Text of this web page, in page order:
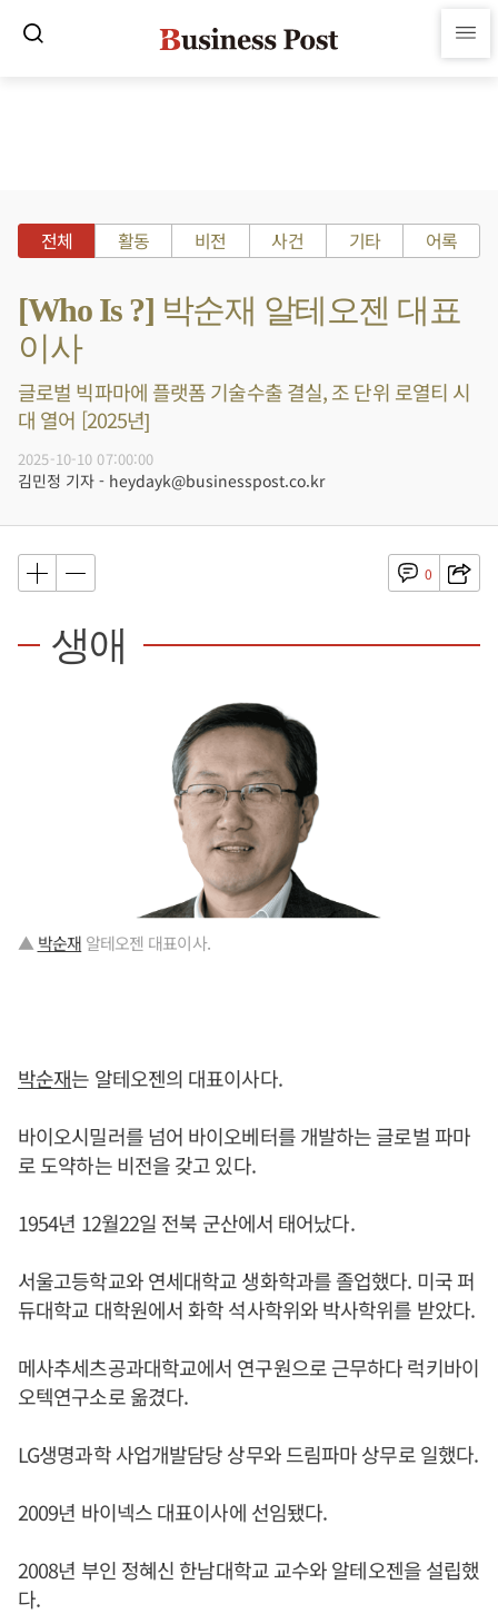
전체 활동 비전 사건 기타 어록
[Who Is ?] 박순재 알테오젠 대표
이사
글로벌 빅파마에 플랫폼 기술수출 결실, 조 단위 로열티 시
대 열어 [2025년]
2025-10-10 07:00:00
김민정 기자 - heydayk@businesspost.co.kr
0
생애
▲ 박순재 알테오젠 대표이사.
박순재는 알테오젠의 대표이사다.
바이오시밀러를 넘어 바이오베터를 개발하는 글로벌 파마
로 도약하는 비전을 갖고 있다.
1954년 12월22일 전북 군산에서 태어났다.
서울고등학교와 연세대학교 생화학과를 졸업했다. 미국 퍼
듀대학교 대학원에서 화학 석사학위와 박사학위를 받았다.
메사추세츠공과대학교에서 연구원으로 근무하다 럭키바이
오텍연구소로 옮겼다.
LG생명과학 사업개발담당 상무와 드림파마 상무로 일했다.
2009년 바이넥스 대표이사에 선임됐다.
2008년 부인 정혜신 한남대학교 교수와 알테오젠을 설립했
다.